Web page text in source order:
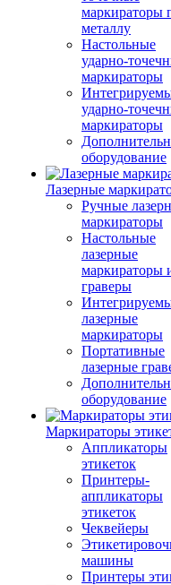
маркираторы
металлу
Настольные
ударно-
маркираторы
ударно-
маркираторы
оборудование
Лазерные
Ручные
маркираторы
Настольные
лазерные
маркираторы
граверы
лазерные
маркираторы
Портативные
лазерные
оборудование
Маркираторы
Аппликаторы
этикеток
Принтеры-
аппликаторы
этикеток
Чеквейеры
машины
Принтеры